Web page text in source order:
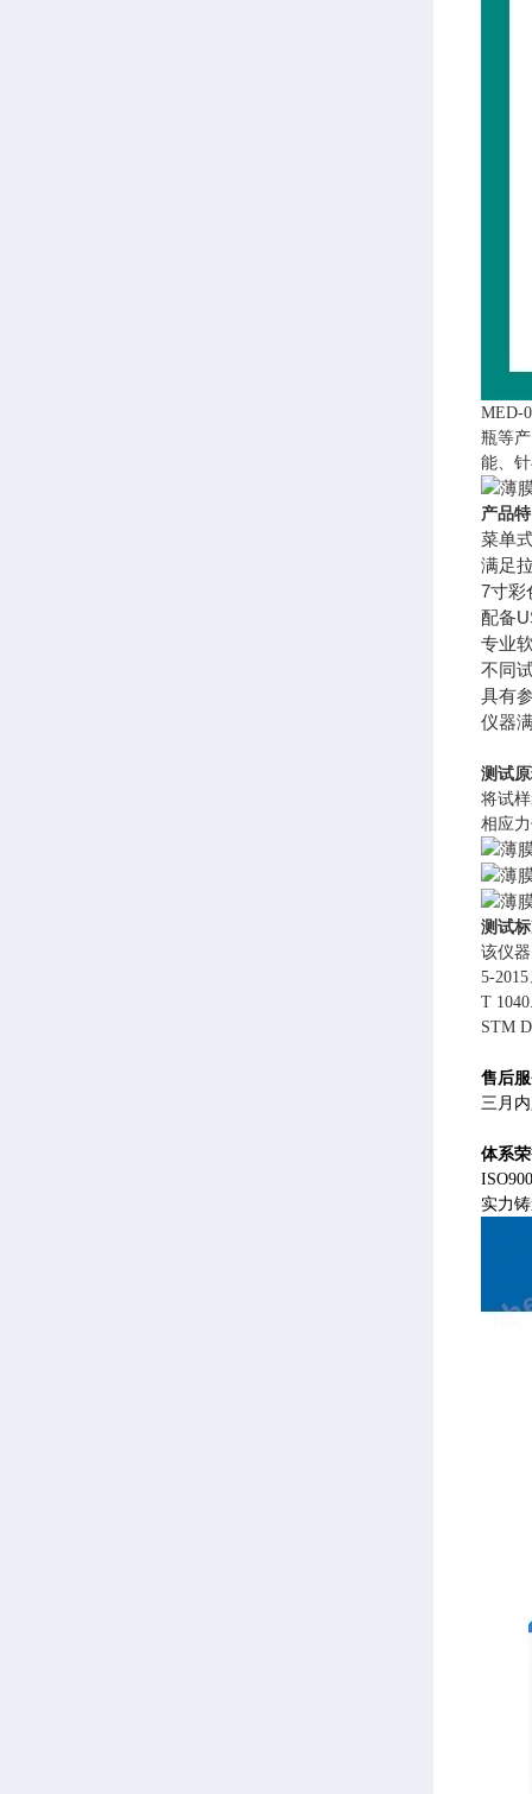
MED-
瓶等
能、
产品
菜单
满足
7寸彩
配备
专业
不同
具有
仪器
测试
将试
相应
测试
该仪
5-
T
STM
售后
三月
体系
实力